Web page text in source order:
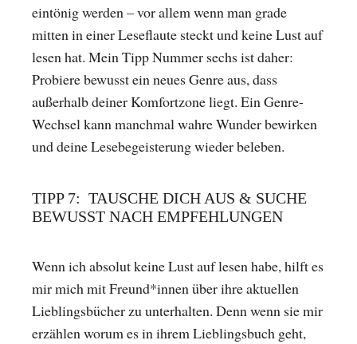
eintönig werden – vor allem wenn man grade
mitten in einer Leseflaute steckt und keine Lust auf
lesen hat. Mein Tipp Nummer sechs ist daher:
Probiere bewusst ein neues Genre aus, dass
außerhalb deiner Komfortzone liegt. Ein Genre-
Wechsel kann manchmal wahre Wunder bewirken
und deine Lesebegeisterung wieder beleben.
TIPP 7: TAUSCHE DICH AUS & SUCHE
BEWUSST NACH EMPFEHLUNGEN
Wenn ich absolut keine Lust auf lesen habe, hilft es
mir mich mit Freund*innen über ihre aktuellen
Lieblingsbücher zu unterhalten. Denn wenn sie mir
erzählen worum es in ihrem Lieblingsbuch geht,